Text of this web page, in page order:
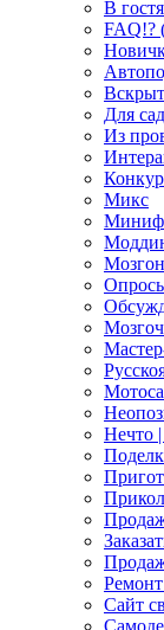
В
FAQ!?
Для
Из
Микс
Нечто
Сайт